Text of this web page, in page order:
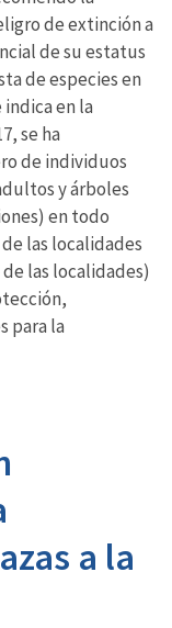
de extinción a
de su estatus
de especies en
en la
se ha
de individuos
y árboles
en todo
las localidades
las localidades)
para la
a la